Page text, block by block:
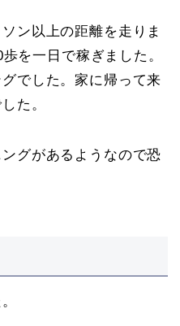
ン以上の距離を走りま
を一日で稼ぎました。
でした。家に帰って来
た。
グがあるようなので恐